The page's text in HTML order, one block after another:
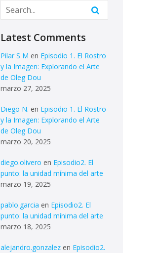
Latest Comments
Pilar S M en Episodio 1. El Rostro
y la Imagen: Explorando el Arte
de Oleg Dou
marzo 27, 2025
Diego N. en Episodio 1. El Rostro
y la Imagen: Explorando el Arte
de Oleg Dou
marzo 20, 2025
diego.olivero en Episodio2. El
punto: la unidad mínima del arte
marzo 19, 2025
pablo.garcia en Episodio2. El
punto: la unidad mínima del arte
marzo 18, 2025
alejandro.gonzalez en Episodio2.